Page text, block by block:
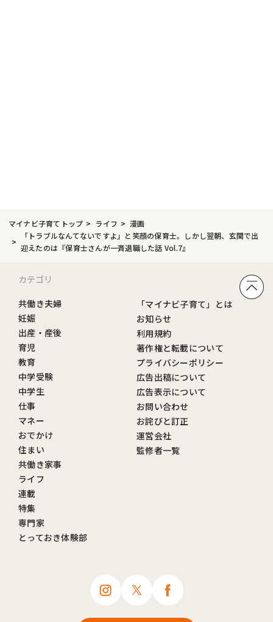
マイナビ子育てトップ ライフ
漫画
「トラブルなんてないですよ」と笑顔の保育士。しかし翌朝、玄関で出
迎えたのは『保育士さんが一斉退職した話 Vol.7』
カテゴリ
共働き夫婦
妊娠
出産・産後
育児
教育
中学受験
中学生
仕事
マネー
おでかけ
住まい
共働き家事
ライフ
連載
特集
専門家
とっておき体験部
「マイナビ子育て」とは
お知らせ
利用規約
著作権と転載について
プライバシーポリシー
広告出稿について
広告表示について
お問い合わせ
お詫びと訂正
運営会社
監修者一覧